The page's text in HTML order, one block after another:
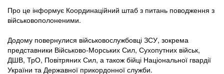
Про це інформує Координаційний штаб з питань поводження з
військовополоненими.
Додому повернулися військовослужбовці ЗСУ, зокрема
представники Військово-Морських Сил, Сухопутних військ,
ДШВ, ТрО, Повітряних Сил, а також бійці Національної гвардії
України та Державної прикордонної служби.